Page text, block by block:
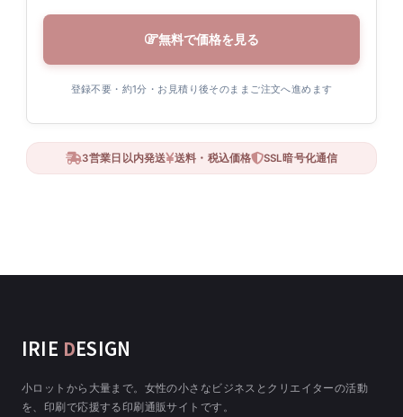
無料で価格を見る
登録不要・約1分・お見積り後そのままご注文へ進めます
3営業日以内発送 送料・税込価格 SSL暗号化通信
IRIE DESIGN
小ロットから大量まで。女性の小さなビジネスとクリエイターの活動
を、印刷で応援する印刷通販サイトです。